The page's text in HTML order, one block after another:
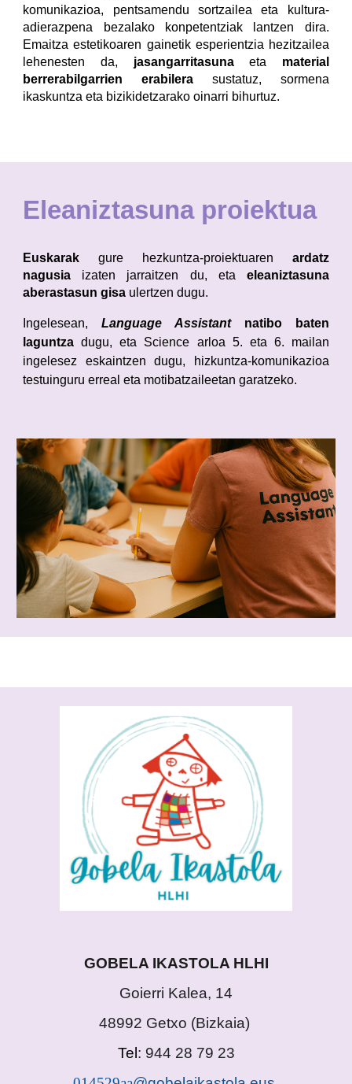
komunikazioa, pentsamendu sortzailea eta kultura-
adierazpena bezalako konpetentziak lantzen dira.
Emaitza estetikoaren gainetik esperientzia hezitzailea
lehenesten da, jasangarritasunaeta material
berrerabilgarrien erabilera sustatuz, sormena
ikaskuntza eta bizikidetzarako oinarri bihurtuz.
Eleaniztasuna proiektua
Euskarak gure hezkuntza-proiektuaren ardatz
nagusia izaten jarraitzen du, eta eleaniztasuna
aberastasun gisa ulertzen dugu.
Ingelesean,Language Assistantnatibo baten
laguntza dugu, eta Science arloa 5. eta 6. mailan
ingelesez eskaintzen dugu, hizkuntza-komunikazioa
testuinguru erreal eta motibatzaileetan garatzeko.
GOBELA IKASTOLA HLHI
Goierri Kalea, 14
48992 Getxo (Bizkaia)
Tel: 944 28 79 23